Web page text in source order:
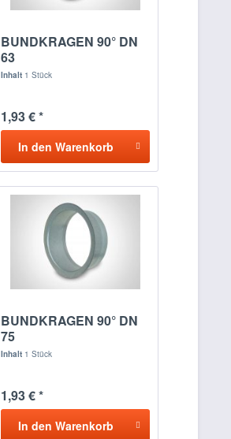
BUNDKRAGEN 90° DN
63
Inhalt 1 Stück
1,93 € *
In den Warenkorb
BUNDKRAGEN 90° DN
75
Inhalt 1 Stück
1,93 € *
In den Warenkorb